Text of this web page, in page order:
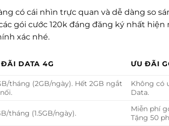
có cái nhìn trực quan và dễ dàng so
gói cước 120k đáng đăng ký nhất
xác nhé.
ĐÃI DATA 4G ƯU ĐÃI
tháng (2GB/ngày). Hết 2GB ngắt
Không có
Data.
tháng (1.5GB/ngày).
Miễn phí
Tặng 50